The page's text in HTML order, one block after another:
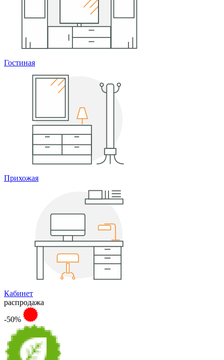
Гостиная
Прихожая
Кабинет
распродажа
-50%